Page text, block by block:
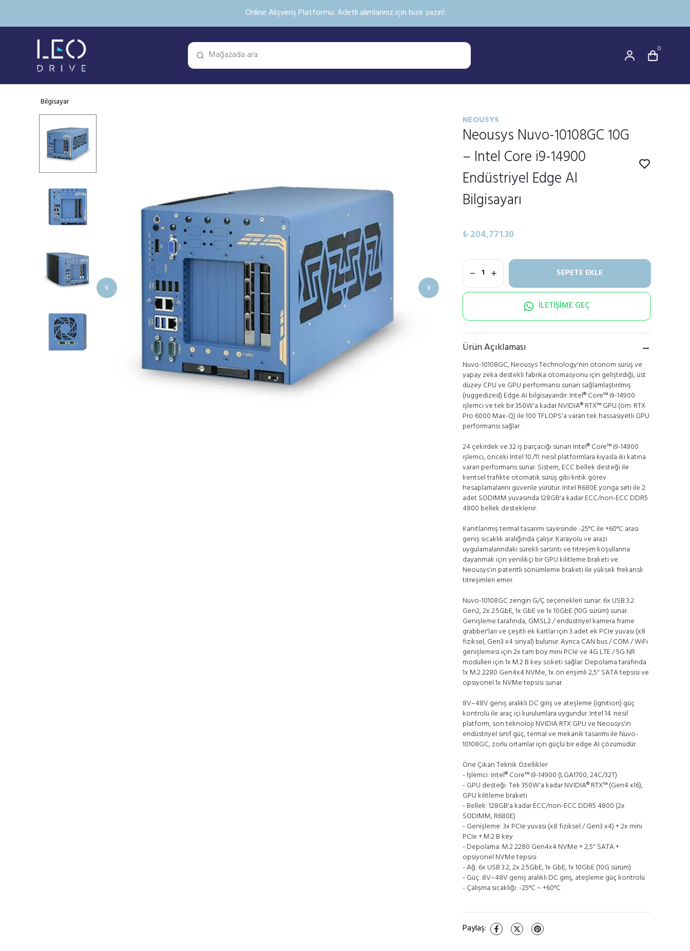
Online Alışveriş Platformu. Adetli alımlarınız için bize yazın!
0
Bilgisayar
NEOUSYS
Neousys Nuvo-10108GC 10G
– Intel Core i9-14900
Endüstriyel Edge AI
Bilgisayarı
₺ 204,771.30
1 SEPETE EKLE
İLETİŞİME GEÇ
Ürün Açıklaması
Nuvo-10108GC, Neousys Technology'nin otonom sürüş ve
yapay zeka destekli fabrika otomasyonu için geliştirdiği, üst
düzey CPU ve GPU performansı sunan sağlamlaştırılmış
(ruggedized) Edge AI bilgisayarıdır. Intel® Core™ i9-14900
işlemci ve tek bir 350W'a kadar NVIDIA® RTX™ GPU (örn. RTX
Pro 6000 Max-Q) ile 100 TFLOPS'a varan tek hassasiyetli GPU
performansı sağlar.
24 çekirdek ve 32 iş parçacığı sunan Intel® Core™ i9-14900
işlemci, önceki Intel 10./11. nesil platformlara kıyasla iki katına
varan performans sunar. Sistem, ECC bellek desteği ile
kentsel trafikte otomatik sürüş gibi kritik görev
hesaplamalarını güvenle yürütür. Intel R680E yonga seti ile 2
adet SODIMM yuvasında 128GB'a kadar ECC/non-ECC DDR5
4800 bellek desteklenir.
Kanıtlanmış termal tasarımı sayesinde -25°C ile +60°C arası
geniş sıcaklık aralığında çalışır. Karayolu ve arazi
uygulamalarındaki sürekli sarsıntı ve titreşim koşullarına
dayanmak için yenilikçi bir GPU kilitleme braketi ve
Neousys'in patentli sönümleme braketi ile yüksek frekanslı
titreşimleri emer.
Nuvo-10108GC zengin G/Ç seçenekleri sunar: 6x USB 3.2
Gen2, 2x 2.5GbE, 1x GbE ve 1x 10GbE (10G sürüm) sunar.
Genişleme tarafında, GMSL2 / endüstriyel kamera frame
grabber'ları ve çeşitli ek kartlar için 3 adet ek PCIe yuvası (x8
fiziksel, Gen3 x4 sinyal) bulunur. Ayrıca CAN bus / COM / WiFi
genişlemesi için 2x tam boy mini PCIe ve 4G LTE / 5G NR
modülleri için 1x M.2 B key soketi sağlar. Depolama tarafında
1x M.2 2280 Gen4x4 NVMe, 1x ön erişimli 2,5" SATA tepsisi ve
opsiyonel 1x NVMe tepsisi sunar.
8V–48V geniş aralıklı DC giriş ve ateşleme (ignition) güç
kontrolü ile araç içi kurulumlara uygundur. Intel 14. nesil
platform, son teknoloji NVIDIA RTX GPU ve Neousys'in
endüstriyel sınıf güç, termal ve mekanik tasarımı ile Nuvo-
10108GC, zorlu ortamlar için güçlü bir edge AI çözümüdür.
Öne Çıkan Teknik Özellikler
- İşlemci: Intel® Core™ i9-14900 (LGA1700, 24C/32T)
- GPU desteği: Tek 350W'a kadar NVIDIA® RTX™ (Gen4 x16),
GPU kilitleme braketi
- Bellek: 128GB'a kadar ECC/non-ECC DDR5 4800 (2x
SODIMM, R680E)
- Genişleme: 3x PCIe yuvası (x8 fiziksel / Gen3 x4) + 2x mini
PCIe + M.2 B key
- Depolama: M.2 2280 Gen4x4 NVMe + 2,5" SATA +
opsiyonel NVMe tepsisi
- Ağ: 6x USB 3.2, 2x 2.5GbE, 1x GbE, 1x 10GbE (10G sürüm)
- Güç: 8V–48V geniş aralıklı DC giriş, ateşleme güç kontrolü
- Çalışma sıcaklığı: -25°C ~ +60°C
Paylaş: